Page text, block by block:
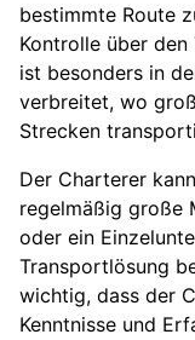
bestimmte Route
Kontrolle über
ist besonders in
verbreitet, wo
Strecken
Der Charterer
regelmäßig große
oder ein
Transportlösung
wichtig, dass der
Kenntnisse und